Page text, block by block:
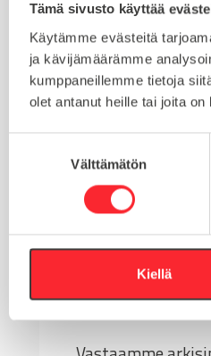
Tämä sivusto käyttää
Käytämme evästeitä
ja kävijämäärämme
kumppaneillemme tietoja
olet antanut heille tai joita
k
Välttämätön
Kiellä
MATERIAALI
MYYNTIERÄ
Kysy tuotteista:
Asiakaspalvelu 8-
+358 10 5262
Tai lähetä